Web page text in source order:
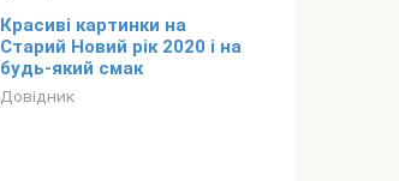
Красиві картинки на
Старий Новий рік 2020 і на
будь-який смак
Довідник